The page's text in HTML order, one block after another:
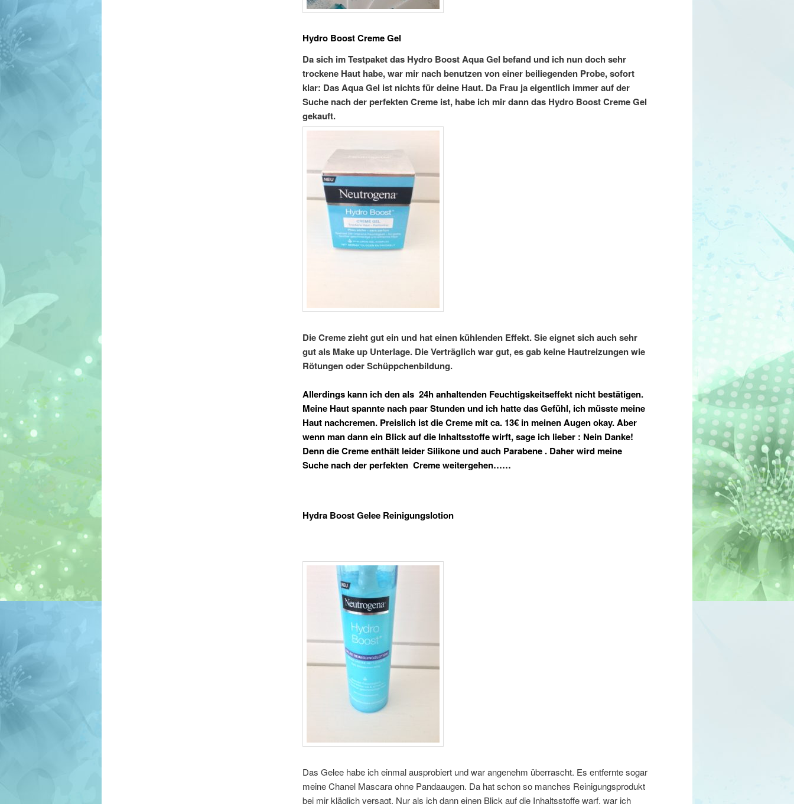
Hydro Boost Creme Gel
Da sich im Testpaket das Hydro Boost Aqua Gel befand und ich nun doch sehr
trockene Haut habe, war mir nach benutzen von einer beiliegenden Probe, sofort
klar: Das Aqua Gel ist nichts für deine Haut. Da Frau ja eigentlich immer auf der
Suche nach der perfekten Creme ist, habe ich mir dann das Hydro Boost Creme Gel
gekauft.
Die Creme zieht gut ein und hat einen kühlenden Effekt. Sie eignet sich auch sehr
gut als Make up Unterlage. Die Verträglich war gut, es gab keine Hautreizungen wie
Rötungen oder Schüppchenbildung.
Allerdings kann ich den als 24h anhaltenden Feuchtigskeitseffekt nicht bestätigen.
Meine Haut spannte nach paar Stunden und ich hatte das Gefühl, ich müsste meine
Haut nachcremen. Preislich ist die Creme mit ca. 13€ in meinen Augen okay. Aber
wenn man dann ein Blick auf die Inhaltsstoffe wirft, sage ich lieber : Nein Danke!
Denn die Creme enthält leider Silikone und auch Parabene . Daher wird meine
Suche nach der perfekten Creme weitergehen……
Hydra Boost Gelee Reinigungslotion
Das Gelee habe ich einmal ausprobiert und war angenehm überrascht. Es entfernte sogar
meine Chanel Mascara ohne Pandaaugen. Da hat schon so manches Reinigungsprodukt
bei mir kläglich versagt. Nur als ich dann einen Blick auf die Inhaltsstoffe warf, war ich